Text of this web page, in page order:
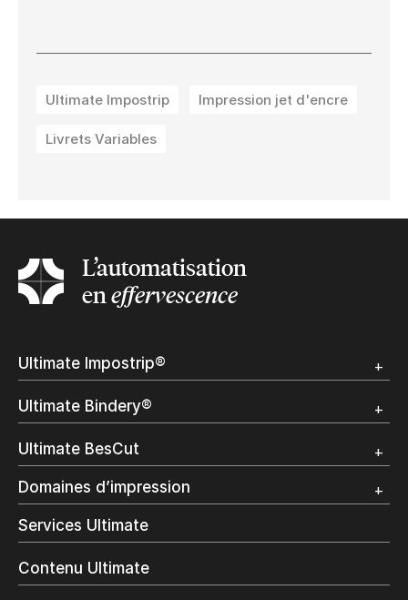
Ultimate Impostrip Impression jet d'encre
Livrets Variables
L’automatisation
eneffervescence
Ultimate Impostrip®
Démo
Ultimate Bindery®
Démo
Témoignages clients
Ultimate BesCut
Apercu
Démo
Domaines d’impression
Publipostage et Transactionnel
Impression Commerciale
Livres à la demande
Impression jet d’encre
Services Ultimate
Contenu Ultimate